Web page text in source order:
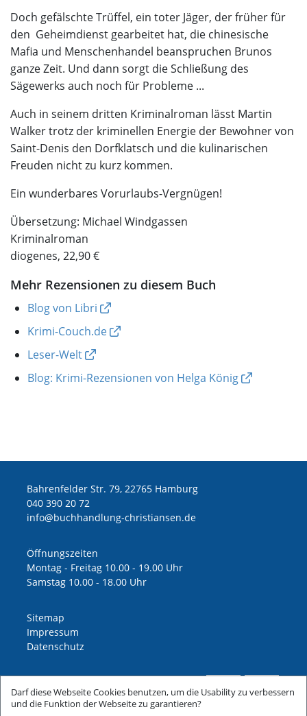
Doch gefälschte Trüffel, ein toter Jäger, der früher für
den Geheimdienst gearbeitet hat, die chinesische
Mafia und Menschenhandel beanspruchen Brunos
ganze Zeit. Und dann sorgt die Schließung des
Sägewerks auch noch für Probleme ...
Auch in seinem dritten Kriminalroman lässt Martin
Walker trotz der kriminellen Energie der Bewohner von
Saint-Denis den Dorfklatsch und die kulinarischen
Freuden nicht zu kurz kommen.
Ein wunderbares Vorurlaubs-Vergnügen!
Übersetzung: Michael Windgassen
Kriminalroman
diogenes, 22,90 €
Mehr Rezensionen zu diesem Buch
Blog von Libri
Krimi-Couch.de
Leser-Welt
Blog: Krimi-Rezensionen von Helga König
Bahrenfelder Str. 79, 22765 Hamburg
040 390 20 72
ed.nesnaitsirhc-gnuldnahhcub@ofni
Öffnungszeiten
Montag - Freitag 10.00 - 19.00 Uhr
Samstag 10.00 - 18.00 Uhr
Sitemap
Impressum
Datenschutz
Darf diese Webseite Cookies benutzen, um die Usability zu verbessern
und die Funktion der Webseite zu garantieren?